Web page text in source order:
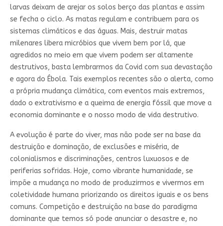
larvas deixam de arejar os solos berço das plantas e assim
se fecha o ciclo. As matas regulam e contribuem para os
sistemas climáticos e das águas. Mais, destruir matas
milenares libera micróbios que vivem bem por lá, que
agredidos no meio em que vivem podem ser altamente
destrutivos, basta lembrarmos da Covid com sua devastação
e agora do Ébola. Tais exemplos recentes são o alerta, como
a própria mudança climática, com eventos mais extremos,
dado o extrativismo e a queima de energia fóssil que move a
economia dominante e o nosso modo de vida destrutivo.
A evolução é parte do viver, mas não pode ser na base da
destruição e dominação, de exclusões e miséria, de
colonialismos e discriminações, centros luxuosos e de
periferias sofridas. Hoje, como vibrante humanidade, se
impõe a mudança no modo de produzirmos e vivermos em
coletividade humana priorizando os direitos iguais e os bens
comuns. Competição e destruição na base do paradigma
dominante que temos só pode anunciar o desastre e, no